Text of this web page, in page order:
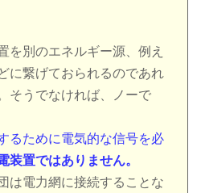
を別のエネルギー源、例え
に繋げておられるのであれ
そうでなければ、ノーで
るために電気的な信号を必
装置ではありません。
は電力網に接続することな